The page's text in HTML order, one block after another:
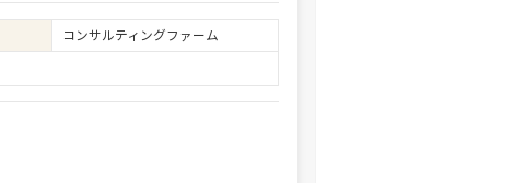
コンサルティングファーム